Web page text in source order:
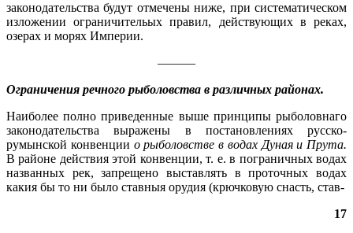
законодательства будут отмечены ниже, при систематическом
изложении ограничительых правил, действующих в реках,
озерах и морях Империи.
———
Ограничения речного рыболовства в различных районах.
Наиболее полно приведенные выше принципы рыболовнаго
законодательства выражены в постановлениях русско-
румынской конвенции о рыболовстве в водах Дуная и Прута.
В районе действия этой конвенции, т. е. в пограничных водах
названных рек, запрещено выставлять в проточных водах
какия бы то ни было ставныя орудия (крючковую снасть, став-
17